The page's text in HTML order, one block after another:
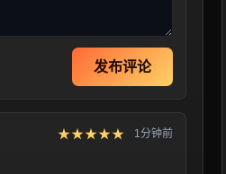
发布评论
★★★★★ 1分钟前